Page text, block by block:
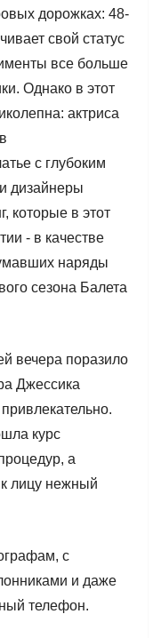
дорожках: 48-
свой статус
все больше
Однако в этот
актриса
с глубоким
дизайнеры
которые в этот
- в качестве
наряды
сезона Балета
вечера поразило
Джессика
курс
а
лицу нежный
с
и даже
телефон.